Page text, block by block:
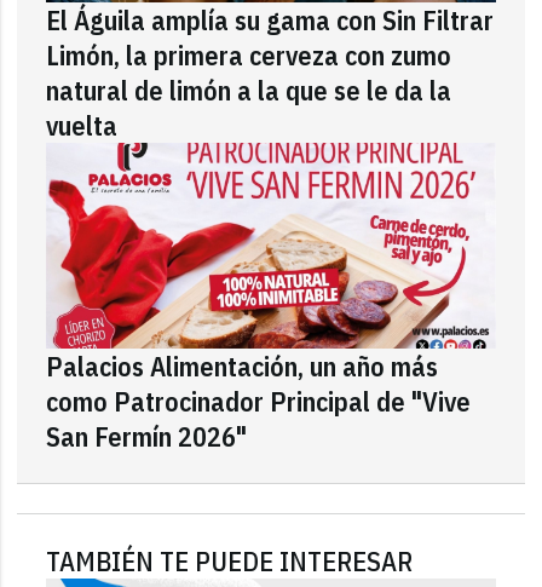
El Águila amplía su gama con Sin Filtrar
Limón, la primera cerveza con zumo
natural de limón a la que se le da la
vuelta
Palacios Alimentación, un año más
como Patrocinador Principal de "Vive
San Fermín 2026"
TAMBIÉN TE PUEDE INTERESAR